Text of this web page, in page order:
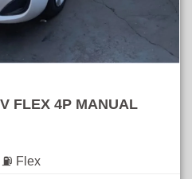
FLEX 4P MANUAL
⛽ Flex